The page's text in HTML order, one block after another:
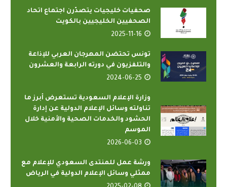
صحفيات خليجيات يتصدّرن اجتماع اتحاد
الصحفيين الخليجيين بالكويت
2025-11-16
تونس تحتضن المهرجان العربي للإذاعة
والتلفزيون في دورته الرابعة والعشرون
2024-06-25
وزارة الإعلام السعودية تستعرض أبرز ما
تناولته وسائل الإعلام الدولية عن إدارة
الحشود والخدمات الصحية والأمنية خلال
الموسم
2026-06-03
ورشة عمل للمنتدى السعودي للإعلام مع
ممثلي وسائل الإعلام الدولية في الرياض